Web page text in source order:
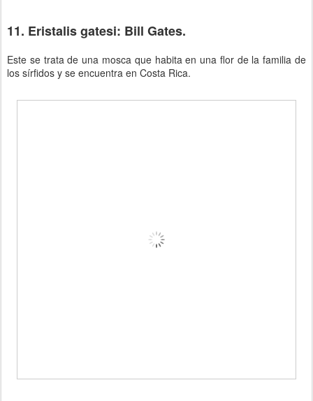
11. Eristalis gatesi: Bill Gates.
Este se trata de una mosca que habita en una flor de la familia de
los sírfidos y se encuentra en Costa Rica.